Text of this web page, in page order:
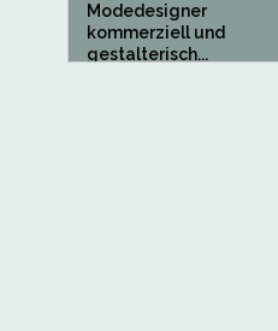
Modedesigner
kommerziell und
gestalterisch...